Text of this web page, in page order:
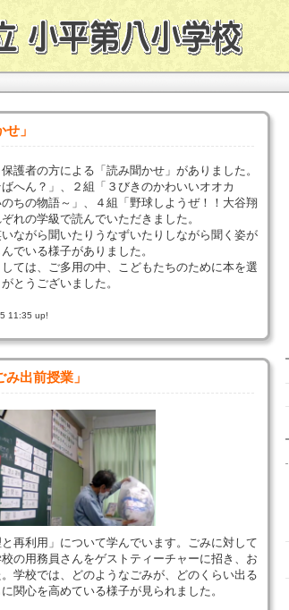
」
護者の方による「読み聞かせ」がありました。
へん？」、２組「３びきのかわいいオオカ
ちの物語～」、４組「野球しようぜ！！大谷翔
れの学級で読んでいただきました。
ながら聞いたりうなずいたりしながら聞く姿が
でいる様子がありました。
ては、ご多用の中、こどもたちのために本を選
とうございました。
11:35 up!
み出前授業」
再利用」について学んでいます。ごみに対して
の用務員さんをゲストティーチャーに招き、お
学校では、どのようなごみが、どのくらい出る
関心を高めている様子が見られました。